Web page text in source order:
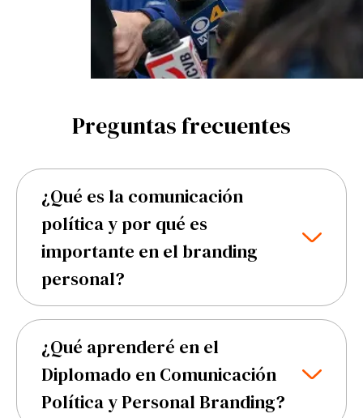
Preguntas frecuentes
¿Qué es la comunicación
política y por qué es
importante en el branding
personal?
La comunicación política es el conjunto de
transmitir mensajes clave a audiencias
específicas, esencial para influir en la opinión
pública y lograr objetivos políticos o de
¿Qué aprenderé en el
Diplomado en Comunicación
Política y Personal Branding?